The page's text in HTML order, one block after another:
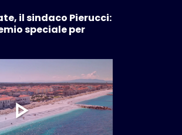
il sindaco Pierucci:
speciale per